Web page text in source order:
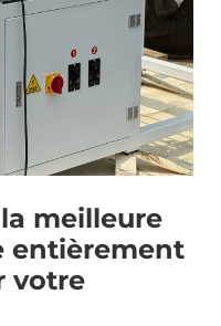
meilleure
entièrement
votre